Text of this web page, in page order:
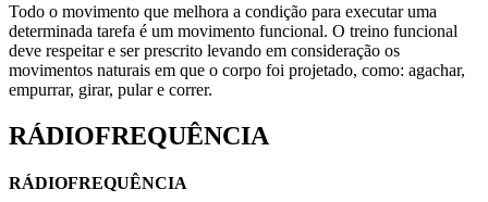
Todo o movimento que melhora a condição para executar uma
determinada tarefa é um movimento funcional. O treino funcional
deve respeitar e ser prescrito levando em consideração os
movimentos naturais em que o corpo foi projetado, como: agachar,
empurrar, girar, pular e correr.
RÁDIOFREQUÊNCIA
RÁDIOFREQUÊNCIA